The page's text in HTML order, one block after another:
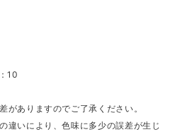
10
がありますのでご了承ください。
違いにより、色味に多少の誤差が生じ